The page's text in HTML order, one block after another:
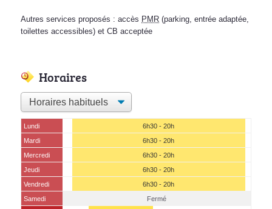
Autres services proposés : accès PMR (parking, entrée adaptée,
toilettes accessibles) et CB acceptée
Horaires
Lundi
6h30 - 20h
Mardi
6h30 - 20h
Mercredi
6h30 - 20h
Jeudi
6h30 - 20h
Vendredi
6h30 - 20h
Samedi
Fermé